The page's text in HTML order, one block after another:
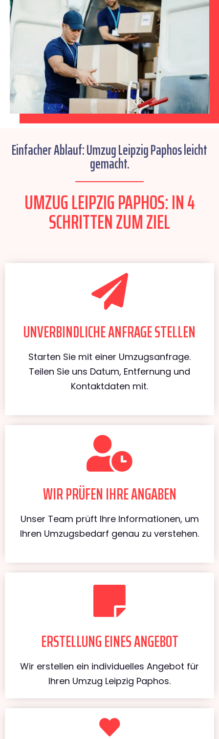
Einfacher Ablauf: Umzug Leipzig Paphos leicht
gemacht.
UMZUG LEIPZIG PAPHOS: IN 4
SCHRITTEN ZUM ZIEL
UNVERBINDLICHE ANFRAGE STELLEN
Starten Sie mit einer Umzugsanfrage.
Teilen Sie uns Datum, Entfernung und
Kontaktdaten mit.
WIR PRÜFEN IHRE ANGABEN
Unser Team prüft Ihre Informationen, um
Ihren Umzugsbedarf genau zu verstehen.
ERSTELLUNG EINES ANGEBOT
Wir erstellen ein individuelles Angebot für
Ihren Umzug Leipzig Paphos.